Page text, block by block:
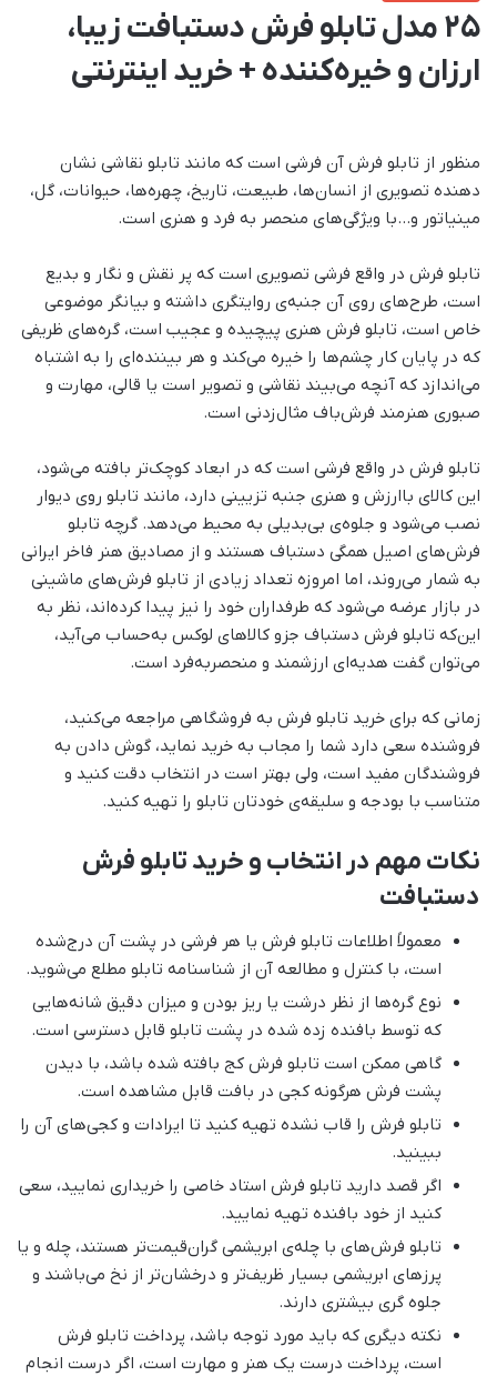
25 مدل تابلو فرش دستبافت زیبا،
ارزان و خیره‌کننده + خرید اینترنتی
منظور از تابلو فرش آن فرشی است که مانند تابلو نقاشی نشان
دهنده تصویری از انسان‌ها، طبیعت، تاریخ، چهره‌ها، حیوانات، گل،
مینیاتور و…با ویژگی‌های منحصر به فرد و هنری است.
تابلو فرش در واقع فرشی تصویری است که پر نقش و نگار و بدیع
است، طرح‌های روی آن جنبه‌ی روایتگری داشته و بیانگر موضوعی
خاص است، تابلو فرش هنری پیچیده و عجیب است، گره‌های ظریفی
که در پایان کار چشم‌ها را خیره می‌کند و هر بیننده‌ای را به اشتباه
می‌اندازد که آنچه می‌بیند نقاشی و تصویر است یا قالی، مهارت و
صبوری هنرمند فرش‌باف مثال‌زدنی است.
تابلو فرش در واقع فرشی است که در ابعاد کوچک‌تر بافته می‌شود،
این کالای باارزش و هنری جنبه تزیینی دارد، مانند تابلو روی دیوار
نصب می‌شود و جلوه‌ی بی‌بدیلی به محیط می‌دهد. گرچه تابلو
فرش‌های اصیل همگی دستباف هستند و از مصادیق هنر فاخر ایرانی
به شمار می‌روند، اما امروزه تعداد زیادی از تابلو فرش‌های ماشینی
در بازار عرضه می‌شود که طرفداران خود را نیز پیدا کرده‌اند، نظر به
این‌که تابلو فرش دستباف جزو کالاهای لوکس به‌حساب می‌آید،
می‌توان گفت هدیه‌ای ارزشمند و منحصربه‌فرد است.
زمانی که برای خرید تابلو فرش به فروشگاهی مراجعه می‌کنید،
فروشنده سعی دارد شما را مجاب به خرید نماید، گوش دادن به
فروشندگان مفید است، ولی بهتر است در انتخاب دقت کنید و
متناسب با بودجه و سلیقه‌ی خودتان تابلو را تهیه کنید.
نکات مهم در انتخاب و خرید تابلو فرش
دستبافت
معمولاً اطلاعات تابلو فرش یا هر فرشی در پشت آن درج‌شده
است، با کنترل و مطالعه آن از شناسنامه تابلو مطلع می‌شوید.
نوع گره‌ها از نظر درشت یا ریز بودن و میزان دقیق شانه‌هایی
که توسط بافنده زده شده در پشت تابلو قابل دسترسی است.
گاهی ممکن است تابلو فرش کج بافته شده باشد، با دیدن
پشت فرش هرگونه کجی در بافت قابل مشاهده است.
تابلو فرش را قاب نشده تهیه کنید تا ایرادات و کجی‌های آن را
ببینید.
اگر قصد دارید تابلو فرش استاد خاصی را خریداری نمایید، سعی
کنید از خود بافنده تهیه نمایید.
تابلو فرش‌های با چله‌ی ابریشمی گران‌قیمت‌تر هستند، چله و یا
پرزهای ابریشمی بسیار ظریف‌تر و درخشان‌تر از نخ می‌باشند و
جلوه گری بیشتری دارند.
نکته دیگری که باید مورد توجه باشد، پرداخت تابلو فرش
است، پرداخت درست یک هنر و مهارت است، اگر درست انجام